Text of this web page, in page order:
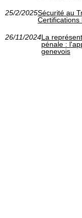
25/2/2025Sécurité au
Certifications
26/11/2024La
pénale :
genevois